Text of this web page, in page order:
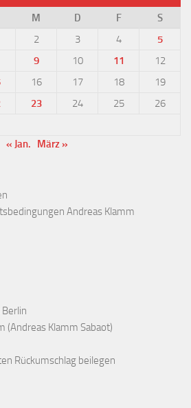
M D F
S
2 3 4
5
9 10 11
12
16 17 18
19
23 24 25
26
« Jan.
März »
Andreas Klamm
(Andreas Klamm Sabaot)
Rückumschlag beilegen